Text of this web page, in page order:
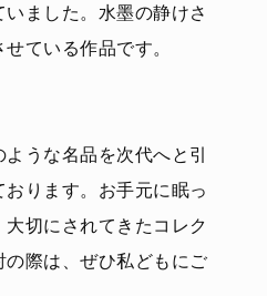
ました。水墨の静けさ
ている作品です。
うな名品を次代へと引
ります。お手元に眠っ
切にされてきたコレク
の際は、ぜひ私どもにご